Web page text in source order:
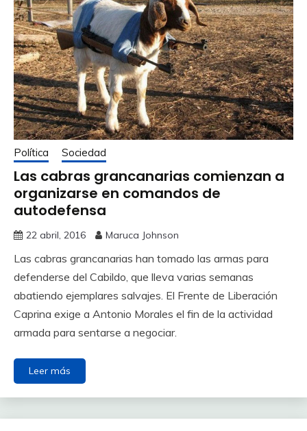
Política Sociedad
Las cabras grancanarias comienzan a
organizarse en comandos de
autodefensa
22 abril, 2016 Maruca Johnson
Las cabras grancanarias han tomado las armas para
defenderse del Cabildo, que lleva varias semanas
abatiendo ejemplares salvajes. El Frente de Liberación
Caprina exige a Antonio Morales el fin de la actividad
armada para sentarse a negociar.
Leer más